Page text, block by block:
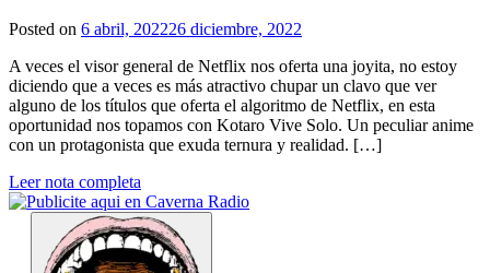
Posted on 6 abril, 202226 diciembre, 2022
A veces el visor general de Netflix nos oferta una joyita, no estoy
diciendo que a veces es más atractivo chupar un clavo que ver
alguno de los títulos que oferta el algoritmo de Netflix, en esta
oportunidad nos topamos con Kotaro Vive Solo. Un peculiar anime
con un protagonista que exuda ternura y realidad. […]
Leer nota completa